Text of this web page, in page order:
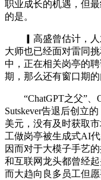
职业成长的机遇，但
的是。
▎高盛曾估计，人才
大师也已经面对雷同
中，正在相关岗亭的
期，那么还有窗口期的
“ChatGPT之父”、
Sutskever告退后创立
美元，没有及时获取
工做岗亭被生成式AI
因而对于大模子手艺
和互联网龙头都曾经
而大趋向良多员工但